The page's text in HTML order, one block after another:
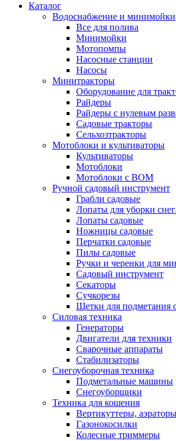
Каталог
Водоснабжение и минимойки
Все для полива
Минимойки
Мотопомпы
Насосные станции
Насосы
Минитракторы
Оборудование для
Райдеры
Райдеры с нулевым
Садовые тракторы
Сельхозтракторы
Мотоблоки и культиваторы
Культиваторы
Мотоблоки
Мотоблоки с ВОМ
Ручной садовый инструмент
Грабли садовые
Лопаты для уборки
Лопаты садовые
Ножницы садовые
Перчатки садовые
Пилы садовые
Ручки и черенки для
Садовый инструмент
Секаторы
Сучкорезы
Щетки для подметания
Силовая техника
Генераторы
Двигатели для техники
Сварочные аппараты
Стабилизаторы
Снегоуборочная техника
Подметальные машины
Снегоуборщики
Техника для кошения
Вертикуттеры,
Газонокосилки
Колесные триммеры